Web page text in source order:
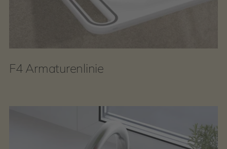
F4 Armaturenlinie